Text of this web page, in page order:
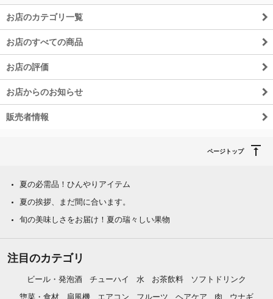
お店のカテゴリ一覧
お店のすべての商品
お店の評価
お店からのお知らせ
販売者情報
ページトップ
夏の必需品！ひんやりアイテム
夏の挨拶、まだ間に合います。
旬の美味しさをお届け！夏の瑞々しい果物
注目のカテゴリ
ビール・発泡酒 チューハイ 水 お茶飲料
ソフトドリンク
惣菜・食材
扇風機 エアコン フルーツ ヘアケア 肉 ウナギ